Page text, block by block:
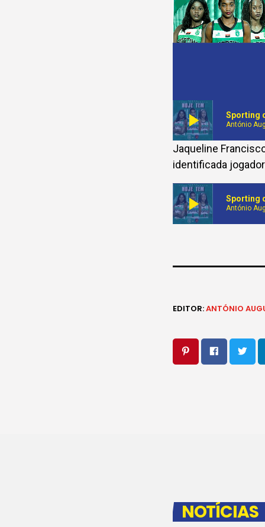
play_arrow Sporting
António
Jaqueline
identificada
play_arrow Sporting
António
EDITOR:ANTÓNIO
NOTÍCIAS